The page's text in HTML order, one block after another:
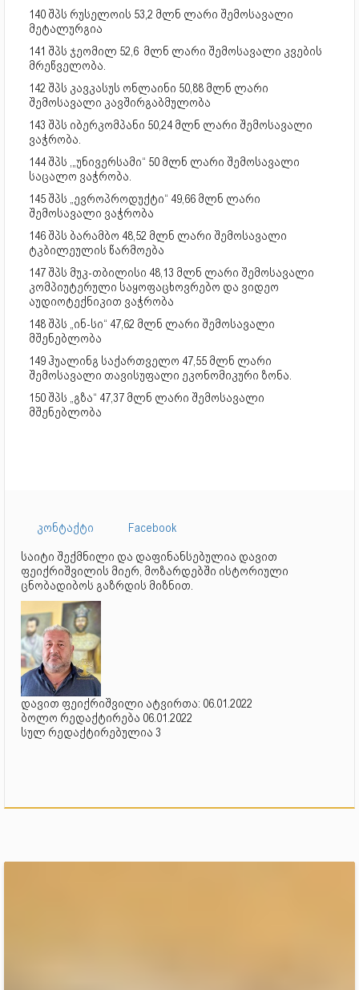
140 შპს რუსელოის 53,2 მლნ ლარი შემოსავალი
მეტალურგია
141 შპს ჯეომილ 52,6 მლნ ლარი შემოსავალი კვების
მრეწველობა.
142 შპს კავკასუს ონლაინი 50,88 მლნ ლარი
შემოსავალი კავშირგაბმულობა
143 შპს იბერკომპანი 50,24 მლნ ლარი შემოსავალი
ვაჭრობა.
144 შპს ,„უნივერსამი“ 50 მლნ ლარი შემოსავალი
საცალო ვაჭრობა.
145 შპს „ევროპროდუქტი“ 49,66 მლნ ლარი
შემოსავალი ვაჭრობა
146 შპს ბარამბო 48,52 მლნ ლარი შემოსავალი
ტკბილეულის წარმოება
147 შპს მუკ-თბილისი 48,13 მლნ ლარი შემოსავალი
კომპიუტერული საყოფაცხოვრებო და ვიდეო
აუდიოტექნიკით ვაჭრობა
148 შპს „ინ-სი“ 47,62 მლნ ლარი შემოსავალი
მშენებლობა
149 ჰუალინგ საქართველო 47,55 მლნ ლარი
შემოსავალი თავისუფალი ეკონომიკური ზონა.
150 შპს „გზა“ 47,37 მლნ ლარი შემოსავალი
მშენებლობა
კონტაქტი
Facebook
საიტი შექმნილი და დაფინანსებულია დავით
ფეიქრიშვილის მიერ, მოზარდებში ისტორიული
ცნობადიბოს გაზრდის მიზნით.
დავით ფეიქრიშვილი ატვირთა: 06.01.2022
ბოლო რედაქტირება 06.01.2022
სულ რედაქტირებულია 3